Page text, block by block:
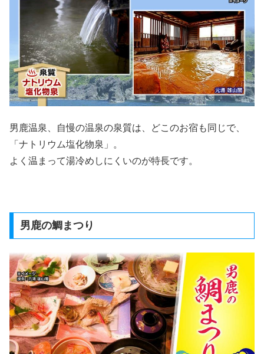
男鹿温泉、自慢の温泉の泉質は、どこのお宿も同じで、
「ナトリウム塩化物泉」。
よく温まって湯冷めしにくいのが特長です。
男鹿の鯛まつり